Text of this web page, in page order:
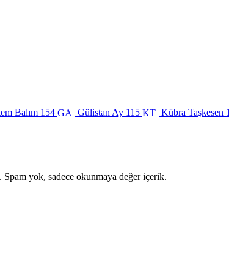
Balım 154 GA Gülistan Ay 115 KT Kübra Taşkesen
yok, sadece okunmaya değer içerik.